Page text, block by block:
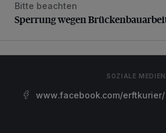
Sperrung wegen
Bitte beachten
Sperrung wegen
SOZIALE MEDIEN
www.facebook.com/erftkurier/